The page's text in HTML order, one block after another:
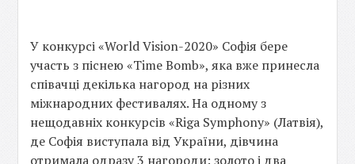
У конкурсі «World Vision-2020» Софія бере
участь з піснею «Time Bomb», яка вже принесла
співачці декілька нагород на різних
міжнародних фестивалях. На одному з
нещодавніх конкурсів «Riga Symphony» (Латвія),
де Софія виступала від України, дівчина
отримала одразу 3 нагороди: золото і два